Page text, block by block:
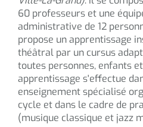
60 professeurs et une
administrative de 12
propose un apprentissage
théâtral par un cursus
toutes personnes, enfants
apprentissage s'effectue
enseignement spécialisé
cycle et dans le cadre de
(musique classique et jazz